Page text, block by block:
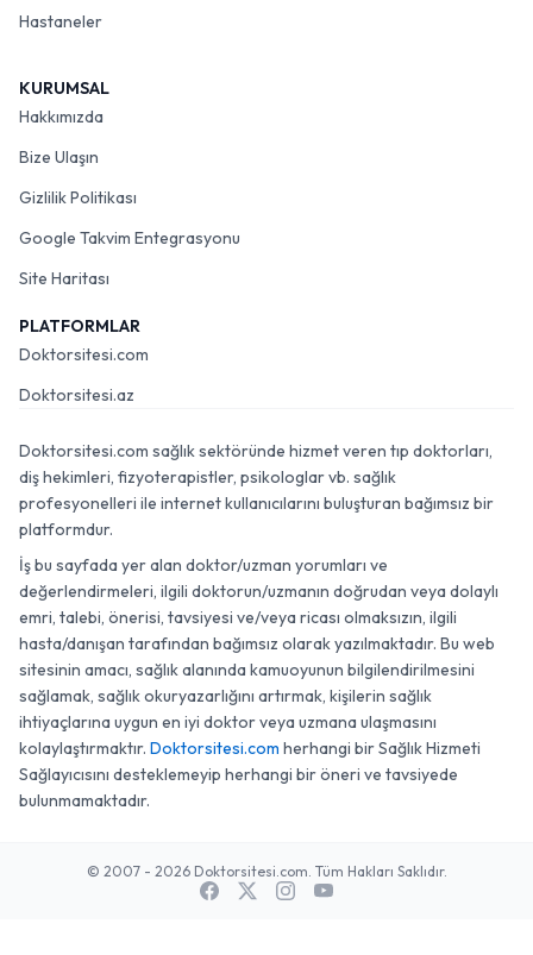
Hastaneler
KURUMSAL
Hakkımızda
Bize Ulaşın
Gizlilik Politikası
Google Takvim Entegrasyonu
Site Haritası
PLATFORMLAR
Doktorsitesi.com
Doktorsitesi.az
Doktorsitesi.com sağlık sektöründe hizmet veren tıp doktorları,
diş hekimleri, fizyoterapistler, psikologlar vb. sağlık
profesyonelleri ile internet kullanıcılarını buluşturan bağımsız bir
platformdur.
İş bu sayfada yer alan doktor/uzman yorumları ve
değerlendirmeleri, ilgili doktorun/uzmanın doğrudan veya dolaylı
emri, talebi, önerisi, tavsiyesi ve/veya ricası olmaksızın, ilgili
hasta/danışan tarafından bağımsız olarak yazılmaktadır. Bu web
sitesinin amacı, sağlık alanında kamuoyunun bilgilendirilmesini
sağlamak, sağlık okuryazarlığını artırmak, kişilerin sağlık
ihtiyaçlarına uygun en iyi doktor veya uzmana ulaşmasını
kolaylaştırmaktır. Doktorsitesi.com herhangi bir Sağlık Hizmeti
Sağlayıcısını desteklemeyip herhangi bir öneri ve tavsiyede
bulunmamaktadır.
© 2007 - 2026 Doktorsitesi.com. Tüm Hakları Saklıdır.